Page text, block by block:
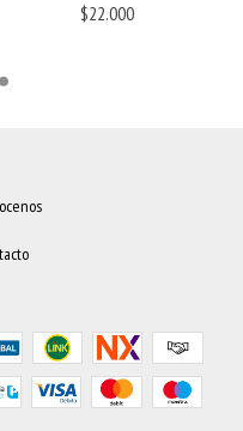
$22.000